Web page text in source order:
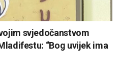
svjedočanstvom
“Bog uvijek ima